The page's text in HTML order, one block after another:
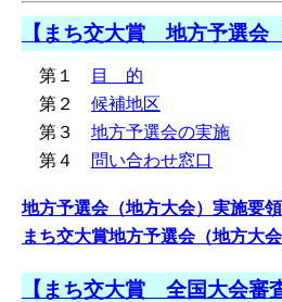
【まち交大賞 地方予選会
第１
目 的
第２ 候補地区
第３ 地方予選会の実施
第４
問い合わせ窓口
地方予選会（地方大会）実施要領
まち交大賞地方予選会（地方大
【まち交大賞 全国大会審